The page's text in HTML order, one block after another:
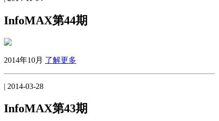
InfoMAX第44期
2014年10月 了解更多
| 2014-03-28
InfoMAX第43期